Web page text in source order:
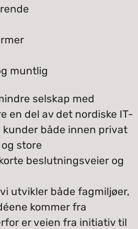
muntlig
selskap med
en del av det nordiske IT-
både innen privat
store
beslutningsveier og
utvikler både fagmiljøer,
kommer fra
er veien fra initiativ til